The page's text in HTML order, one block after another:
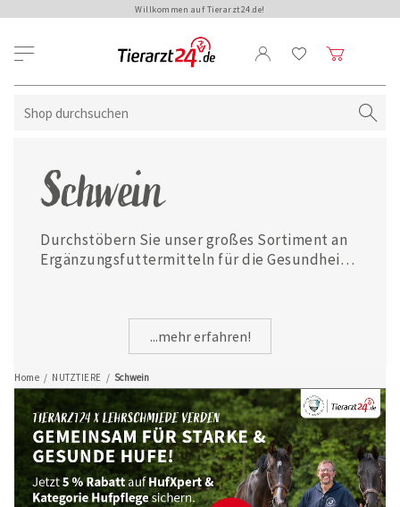
Willkommen auf Tierarzt24.de!
Home / NUTZTIERE / Schwein
Schwein
Durchstöbern Sie unser großes Sortiment an
Ergänzungsfuttermitteln für die Gesundheit
...mehr erfahren!